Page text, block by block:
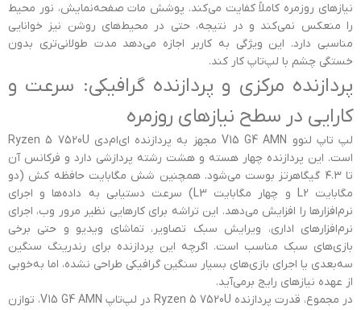
نیازهای روزمره کاملاً کفایت می‌کند. پوشش مات صفحه‌نمایش، نور محیط
را منعکس نمی‌کند و در نتیجه، حتی در محیط‌های روشن نیز خوانایی
مناسبی دارد. این ویژگی به کاربر اجازه می‌دهد مدت طولانی‌تری بدون
خستگی چشم با لپ‌تاپ کار کند.
پردازنده مرکزی و پردازنده گرافیکی: سرعت و
کارایی در سطح نیازهای روزمره
لپ تاپ لنوو V15 G4 AMN مجهز به پردازنده ای‌ام‌دی Ryzen 5 7520U
است. این پردازنده چهار هسته و هشت رشته پردازشی دارد و فرکانس آن
تا ۴.۳ گیگاهرتز بوست می‌شود. همچنین شش مگابایت حافظه کش (دو
مگابایت L2 و چهار مگابایت L3) سرعت دستیابی به داده‌ها و اجرای
نرم‌افزارها را افزایش می‌دهد. این تراشه برای کارهایی نظیر مرور وب، اجرای
نرم‌افزارهای اداری، ویرایش سبک تصاویر، تماشای ویدیو و حتی برخی
بازی‌های سبک مناسب است. اگرچه این پردازنده برای رندرینگ سنگین
سه‌بعدی یا اجرای بازی‌های بسیار سنگین گرافیکی طراحی نشده، اما به‌خوبی
از عهده نیازهای رایج برمی‌آید.
در مجموع، قدرت پردازنده Ryzen 5 7520U در لپ‌تاپ V15 G4 AMN، توازن